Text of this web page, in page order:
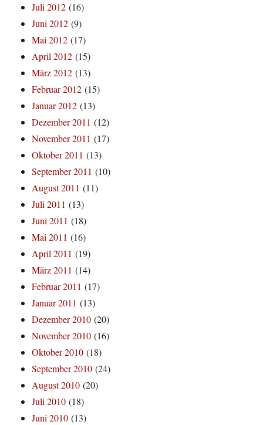
Juli 2012 (16)
Juni 2012 (9)
Mai 2012 (17)
April 2012 (15)
März 2012 (13)
Februar 2012 (15)
Januar 2012 (13)
Dezember 2011 (12)
November 2011 (17)
Oktober 2011 (13)
September 2011 (10)
August 2011 (11)
Juli 2011 (13)
Juni 2011 (18)
Mai 2011 (16)
April 2011 (19)
März 2011 (14)
Februar 2011 (17)
Januar 2011 (13)
Dezember 2010 (20)
November 2010 (16)
Oktober 2010 (18)
September 2010 (24)
August 2010 (20)
Juli 2010 (18)
Juni 2010 (13)